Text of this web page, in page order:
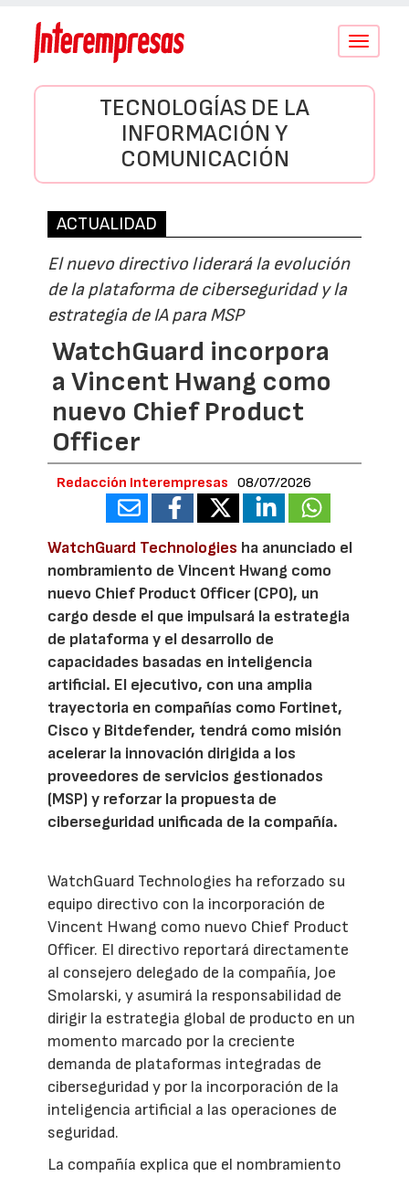
Conmutar
TECNOLOGÍAS DE LA
INFORMACIÓN Y
COMUNICACIÓN
ACTUALIDAD
El nuevo directivo liderará la evolución
de la plataforma de ciberseguridad y la
estrategia de IA para MSP
WatchGuard incorpora
a Vincent Hwang como
nuevo Chief Product
Officer
Redacción Interempresas 08/07/2026
WatchGuard Technologies ha anunciado el
nombramiento de Vincent Hwang como
nuevo Chief Product Officer (CPO), un
cargo desde el que impulsará la estrategia
de plataforma y el desarrollo de
capacidades basadas en inteligencia
artificial. El ejecutivo, con una amplia
trayectoria en compañías como Fortinet,
Cisco y Bitdefender, tendrá como misión
acelerar la innovación dirigida a los
proveedores de servicios gestionados
(MSP) y reforzar la propuesta de
ciberseguridad unificada de la compañía.
WatchGuard Technologies ha reforzado su
equipo directivo con la incorporación de
Vincent Hwang como nuevo Chief Product
Officer. El directivo reportará directamente
al consejero delegado de la compañía, Joe
Smolarski, y asumirá la responsabilidad de
dirigir la estrategia global de producto en un
momento marcado por la creciente
demanda de plataformas integradas de
ciberseguridad y por la incorporación de la
inteligencia artificial a las operaciones de
seguridad.
La compañía explica que el nombramiento